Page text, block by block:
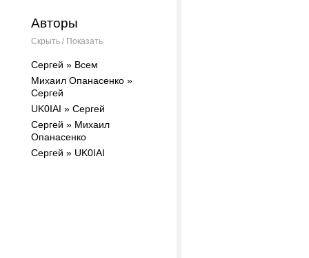
Авторы
Скрыть / Показать
Сергей » Всем
Михаил Опанасенко »
Сергей
UK0IAI » Сергей
Сергей » Михаил
Опанасенко
Сергей » UK0IAI